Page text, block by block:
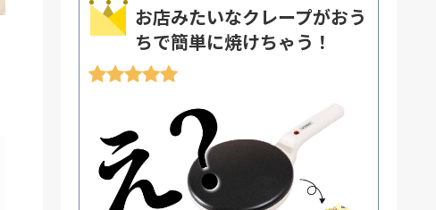
お店みたいなクレープがおう
ちで簡単に焼けちゃう！